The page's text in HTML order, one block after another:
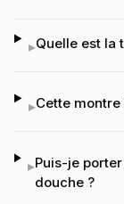
▸Quelle est la
▸Cette
▸Puis-je
douche ?